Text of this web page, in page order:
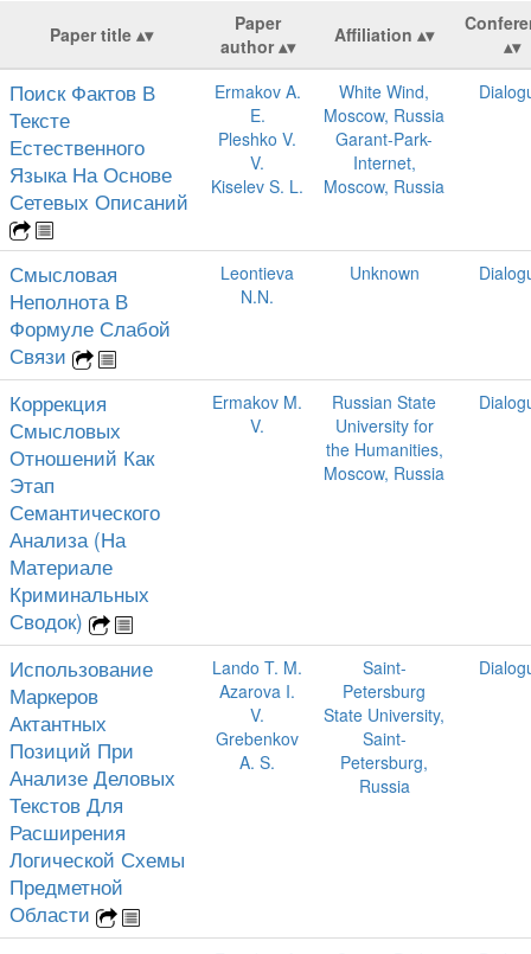
Paper title
Paper
author
Affiliation
Поиск Фактов В
Тексте
Естественного
Языка На Основе
Сетевых Описаний
Ermakov A.
E.
Pleshko V.
V.
Kiselev S. L.
White Wind,
Moscow, Russia
Garant-Park-
Internet,
Moscow, Russia
Смысловая
Неполнота В
Формуле Слабой
Связи
Leontieva
N.N.
Unknown
Коррекция
Смысловых
Отношений Как
Этап
Семантического
Анализа (На
Материале
Криминальных
Сводок)
Ermakov M.
V.
Russian State
University for
the Humanities,
Moscow, Russia
Использование
Маркеров
Актантных
Позиций При
Анализе Деловых
Текстов Для
Расширения
Логической Схемы
Предметной
Области
Lando T. M.
Azarova I.
V.
Grebenkov
A. S.
Saint-
Petersburg
State University,
Saint-
Petersburg,
Russia